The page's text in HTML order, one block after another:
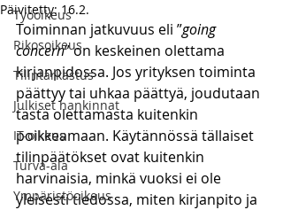
Työoikeus
Rikosoikeus
Tilintarkastus
Julkiset hankinnat
IT-oikeus
Turva-ala
Ympäristöoikeus
Päivitetty:16.2.
Toiminnan jatkuvuus eli ”going
concern” on keskeinen olettama
kirjanpidossa. Jos yrityksen toiminta
päättyy tai uhkaa päättyä, joudutaan
tästä olettamasta kuitenkin
poikkeamaan. Käytännössä tällaiset
tilinpäätökset ovat kuitenkin
harvinaisia, minkä vuoksi ei ole
yleisesti tiedossa, miten kirjanpito ja